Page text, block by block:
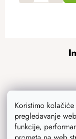
Koristimo
pregledavanje
funkcije,
e